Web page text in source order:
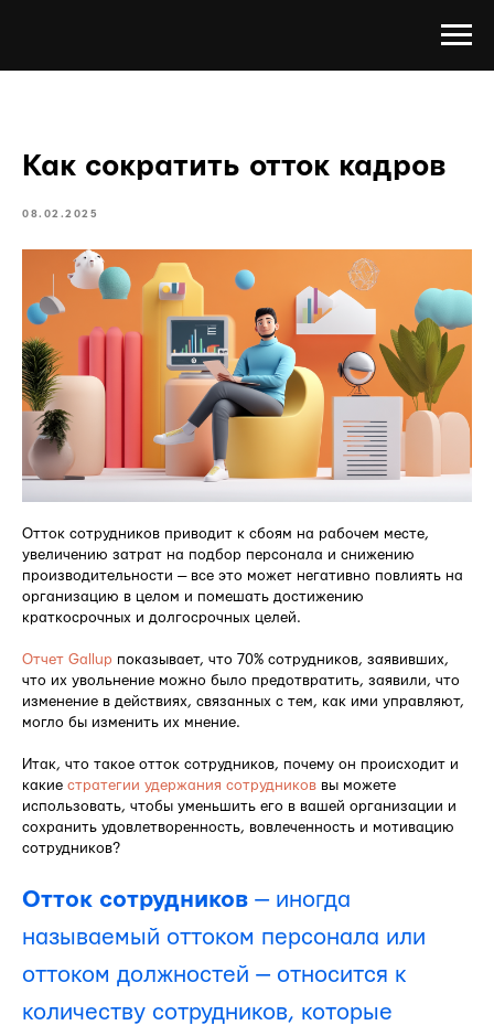
Как сократить отток кадров
08.02.2025
Отток сотрудников приводит к сбоям на рабочем месте,
увеличению затрат на подбор персонала и снижению
производительности — все это может негативно повлиять на
организацию в целом и помешать достижению
краткосрочных и долгосрочных целей.
Отчет Gallup показывает, что 70% сотрудников, заявивших,
что их увольнение можно было предотвратить, заявили, что
изменение в действиях, связанных с тем, как ими управляют,
могло бы изменить их мнение.
Итак, что такое отток сотрудников, почему он происходит и
какие стратегии удержания сотрудников вы можете
использовать, чтобы уменьшить его в вашей организации и
сохранить удовлетворенность, вовлеченность и мотивацию
сотрудников?
Отток сотрудников — иногда
называемый оттоком персонала или
оттоком должностей — относится к
количеству сотрудников, которые